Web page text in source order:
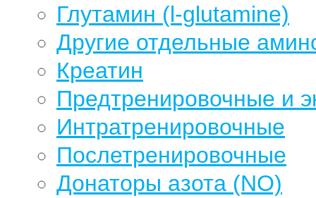
Глутамин (l-glutamine)
Другие отдельные
Креатин
Предтренировочные и
Интратренировочные
Послетренировочные
Донаторы азота (NO)